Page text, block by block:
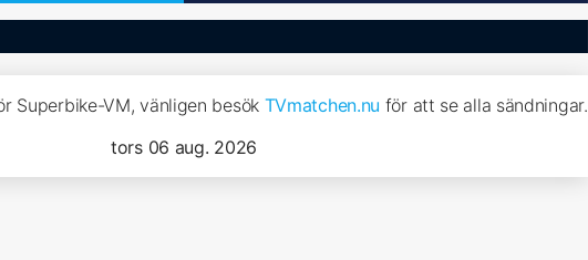
Superbike-VM, vänligen besök TVmatchen.nu för att se alla sändningar.
tors 06 aug. 2026